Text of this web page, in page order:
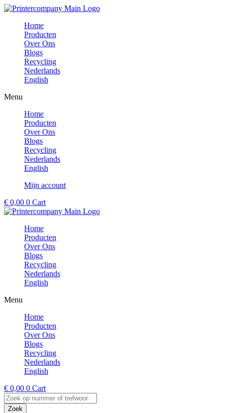
Ga
inhoud
Home
Producten
Over Ons
Blogs
Recycling
Nederlands
English
Menu
Home
Producten
Over Ons
Blogs
Recycling
Nederlands
English
Mijn account
€ 0,00 0 Cart
Home
Producten
Over Ons
Blogs
Recycling
Nederlands
English
Menu
Home
Producten
Over Ons
Blogs
Recycling
Nederlands
English
€ 0,00 0 Cart
Search
...Zoek